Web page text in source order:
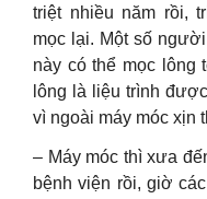
triệt nhiều năm rồi,
mọc lại. Một số
này có thể mọc lông
lông là liệu trình
vì ngoài máy móc xịn
– Máy móc thì xưa
bệnh viện rồi, giờ